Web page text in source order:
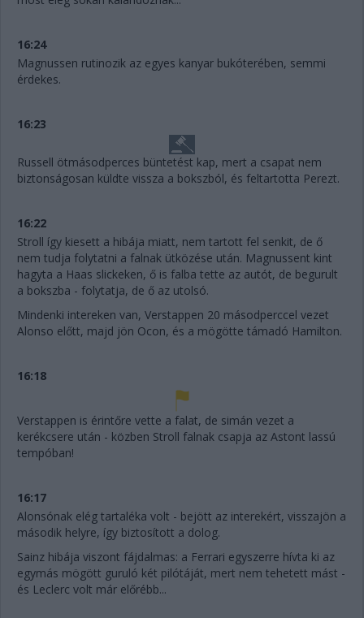
16:24
Magnussen rutinozik az egyes kanyar bukóterében, semmi
érdekes.
16:23
Russell ötmásodperces büntetést kap, mert a csapat nem
biztonságosan küldte vissza a bokszból, és feltartotta Perezt.
16:22
Stroll így kiesett a hibája miatt, nem tartott fel senkit, de ő
nem tudja folytatni a falnak ütközése után. Magnussent kint
hagyta a Haas slickeken, ő is falba tette az autót, de begurult
a bokszba - folytatja, de ő az utolsó.
Mindenki intereken van, Verstappen 20 másodperccel vezet
Alonso előtt, majd jön Ocon, és a mögötte támadó Hamilton.
16:18
Verstappen is érintőre vette a falat, de simán vezet a
kerékcsere után - közben Stroll falnak csapja az Astont lassú
tempóban!
16:17
Alonsónak elég tartaléka volt - bejött az interekért, visszajön a
második helyre, így biztosított a dolog.
Sainz hibája viszont fájdalmas: a Ferrari egyszerre hívta ki az
egymás mögött guruló két pilótáját, mert nem tehetett mást -
és Leclerc volt már előrébb...